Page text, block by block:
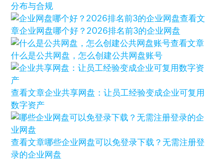
分布与合规
查看文
章企业网盘哪个好？2026排名前3的企业网盘
查看文章
什么是公共网盘，怎么创建公共网盘账号
查看文章企业共享网盘：让员工经验变成企业可复用
数字资产
查看文章哪些企业网盘可以免登录下载？无需注册登
录的企业网盘